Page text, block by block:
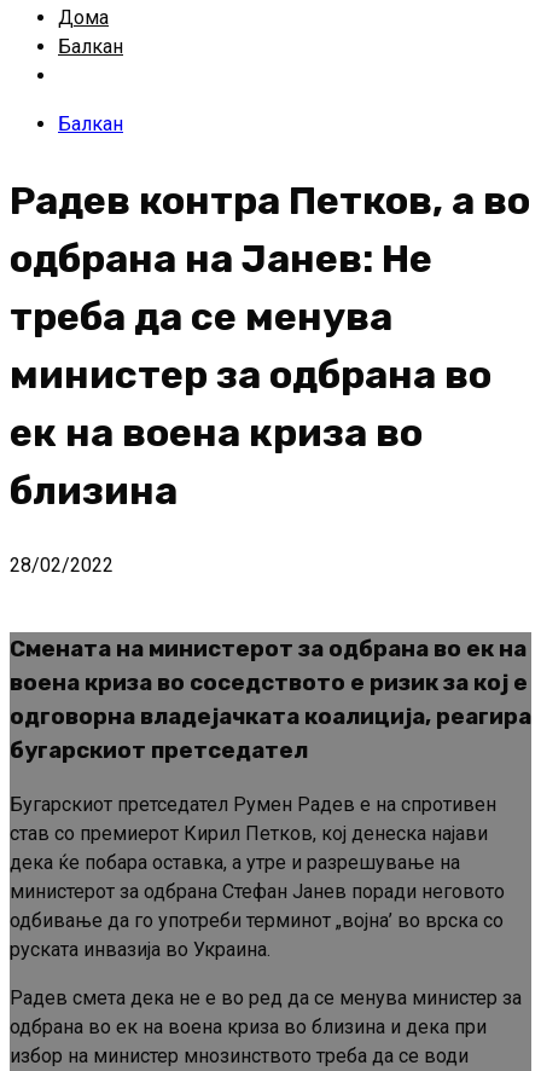
Дома
Балкан
Балкан
Радев контра Петков, а во
одбрана на Јанев: Не
треба да се менува
министер за одбрана во
ек на воена криза во
близина
28/02/2022
Смената на министерот за одбрана во ек на
воена криза во соседството е ризик за кој е
одговорна владејачката коалиција, реагира
бугарскиот претседател
Бугарскиот претседател Румен Радев е на спротивен
став со премиерот Кирил Петков, кој денеска најави
дека ќе побара оставка, а утре и разрешување на
министерот за одбрана Стефан Јанев поради неговото
одбивање да го употреби терминот „војна’ во врска со
руската инвазија во Украина.
Радев смета дека не е во ред да се менува министер за
одбрана во ек на воена криза во близина и дека при
избор на министер мнозинството треба да се води